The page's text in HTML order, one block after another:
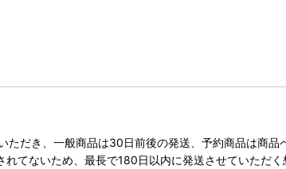
だき、一般商品は30日前後の発送、予約商品は商
てないため、最長で180日以内に発送させていただく